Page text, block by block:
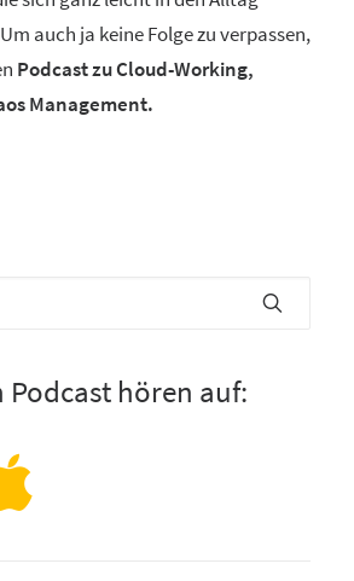
auch ja keine Folge zu verpassen,
Podcast zu Cloud-Working,
Management.
Podcast hören auf: